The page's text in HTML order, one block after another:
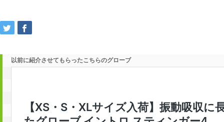
以前に紹介させてもらったこちらのグローブ